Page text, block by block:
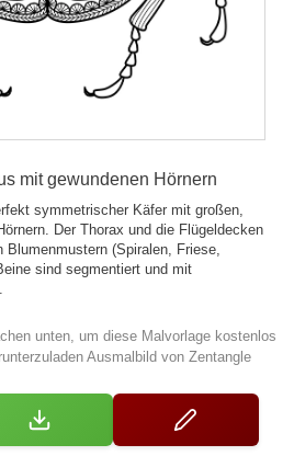
mit gewundenen Hörnern
symmetrischer Käfer mit großen,
Der Thorax und die Flügeldecken
Blumenmustern (Spiralen, Friese,
sind segmentiert und mit
unten, um diese Malvorlage kostenlos
Ausmalbild von Zentangle